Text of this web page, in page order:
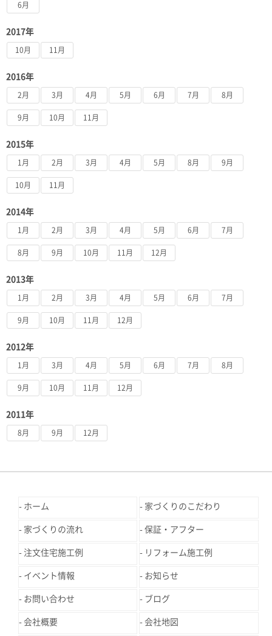
6月
2017年
10月 11月
2016年
2月 3月 4月 5月 6月 7月 8月
9月 10月 11月
2015年
1月 2月 3月 4月 5月 8月 9月
10月 11月
2014年
1月 2月 3月 4月 5月 6月 7月
8月 9月 10月 11月 12月
2013年
1月 2月 3月 4月 5月 6月 7月
9月 10月 11月 12月
2012年
1月 3月 4月 5月 6月 7月 8月
9月 10月 11月 12月
2011年
8月 9月 12月
ホーム 家づくりのこだわり
家づくりの流れ 保証・アフター
注文住宅施工例 リフォーム施工例
イベント情報 お知らせ
お問い合わせ ブログ
会社概要 会社地図